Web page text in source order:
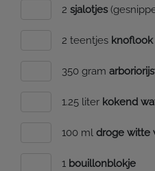
2 sjalotjes
2 teentjes knoflook
350 gram
1.25 liter kokend
100 ml droge witte
1 bouillonblokje